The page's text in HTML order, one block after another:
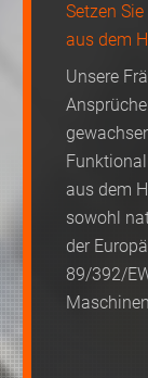
Setzen
aus dem
Unsere
aus dem
sowohl
der
89/392/